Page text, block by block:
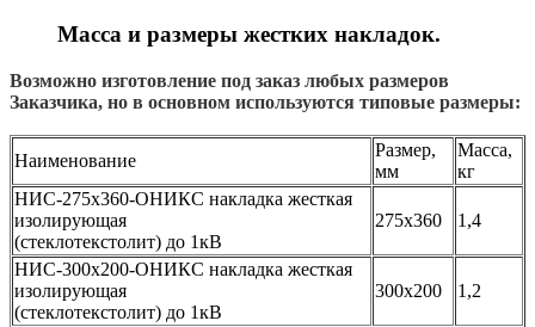
Масса и размеры жестких накладок.
Возможно изготовление под заказ любых размеров
Заказчика, но в основном используются типовые размеры:
Наименование
Размер,
мм
Масса,
кг
НИС-275х360-ОНИКС накладка жесткая
изолирующая
(стеклотекстолит) до 1кВ
275х360 1,4
НИС-300х200-ОНИКС накладка жесткая
изолирующая
(стеклотекстолит) до 1кВ
300х200 1,2